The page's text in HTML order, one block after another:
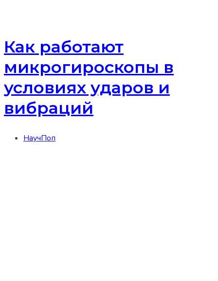
Как работают
микрогироскопы в
условиях ударов и
вибраций
НаучПоп